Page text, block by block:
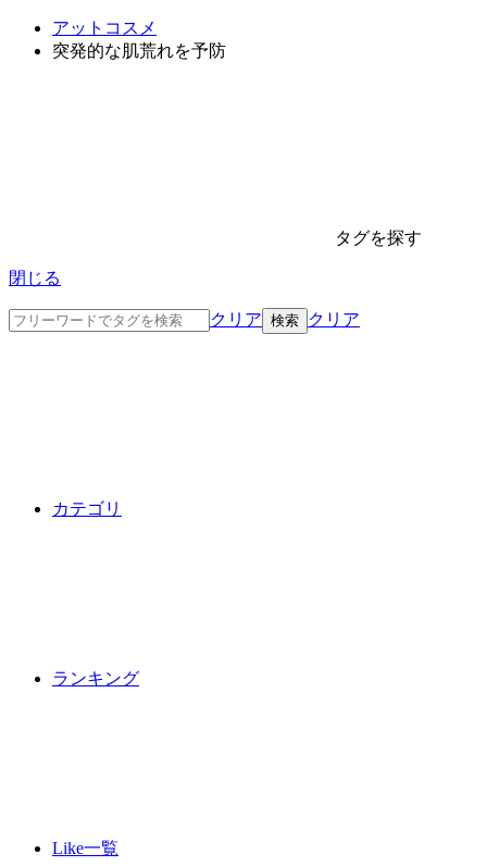
アットコスメ
突発的な肌荒れを予防
タグを探す
閉じる
クリア クリア
カテゴリ
ランキング
Like一覧